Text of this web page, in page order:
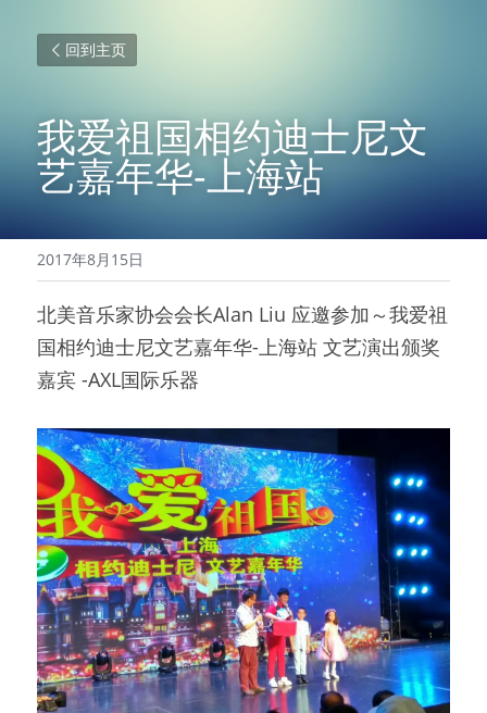
回到主页
我爱祖国相约迪士尼文
艺嘉年华-上海站
2017年8月15日
北美音乐家协会会长Alan Liu 应邀参加～我爱祖
国相约迪士尼文艺嘉年华-上海站 文艺演出颁奖
嘉宾 -AXL国际乐器